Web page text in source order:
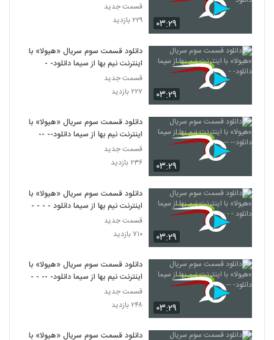
۰۳:۲۹
قسمت جدید
۲۲۹ بازدید
۰۳:۲۹
دانلود قسمت سوم سریال «هیولا» با
اینترنت نیم بها از سیما دانلود- -
قسمت جدید
۲۲۷ بازدید
۰۳:۲۹
دانلود قسمت سوم سریال «هیولا» با
اینترنت نیم بها از سیما دانلود-- --
قسمت جدید
۲۳۶ بازدید
۰۳:۲۹
دانلود قسمت سوم سریال «هیولا» با
اینترنت نیم بها از سیما دانلود - - - -
قسمت جدید
۷۱۰ بازدید
۰۳:۲۹
دانلود قسمت سوم سریال «هیولا» با
اینترنت نیم بها از سیما دانلود- -- - -
قسمت جدید
۲۴۸ بازدید
دانلود قسمت سوم سریال «هیولا» با